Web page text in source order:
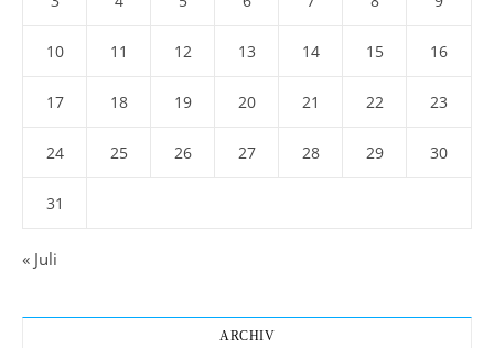
10 11 12 13 14 15 16
17 18 19 20 21 22 23
24 25 26 27 28 29 30
31
« Juli
ARCHIV